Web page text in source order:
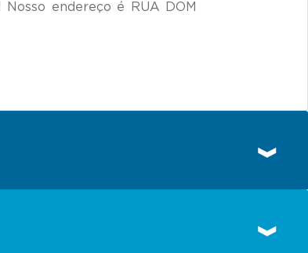
endereço é RUA DOM